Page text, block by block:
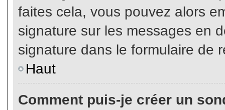
faites cela, vous pouvez alors
signature sur les messages en
signature dans le formulaire de
Haut
Comment puis-je créer un